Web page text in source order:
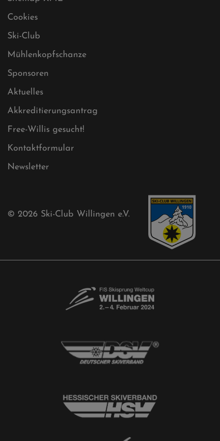
Datenschutz
Impressum
Sitemap
Sitemap XML
Cookies
Ski-Club
Mühlenkopfschanze
Sponsoren
Aktuelles
Ski-Club Willingen e.V.